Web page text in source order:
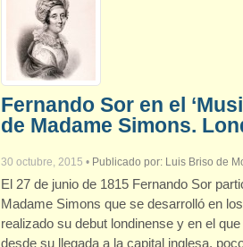
Fernando Sor en el
de Madame Simons.
30 octubre, 2015 • Publicado por: Luis Briso de
El 27 de junio de 1815 Fernando Sor
Madame Simons que se desarrolló en
realizado su debut londinense y en el
desde su llegada a la capital inglesa,